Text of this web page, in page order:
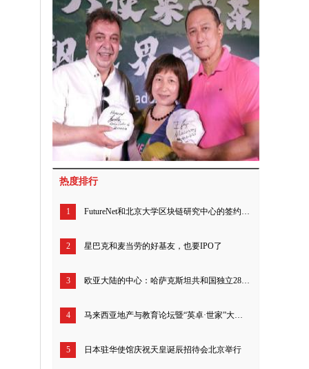
热度排行
1 FutureNet和北京大学区块链研究中心的签约仪式在北京举行
2 星巴克和麦当劳的好基友，也要IPO了
3 欧亚大陆的中心：哈萨克斯坦共和国独立28周年招待会在京举行
4 马来西亚地产与教育论坛暨“英卓·世家”大中华区启幕盛典在京举行
5 日本驻华使馆庆祝天皇诞辰招待会北京举行